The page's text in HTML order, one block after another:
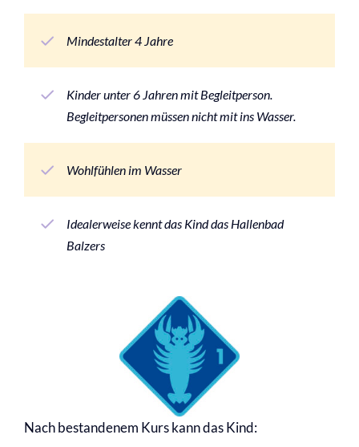
Mindestalter 4 Jahre
Kinder unter 6 Jahren mit Begleitperson.
Begleitpersonen müssen nicht mit ins Wasser.
Wohlfühlen im Wasser
Idealerweise kennt das Kind das Hallenbad
Balzers
Nach bestandenem Kurs kann das Kind: